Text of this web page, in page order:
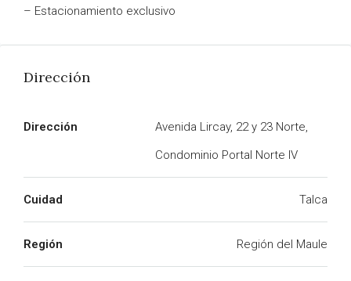
– Estacionamiento exclusivo
Dirección
Dirección
Avenida Lircay, 22 y 23 Norte,
Condominio Portal Norte IV
Cuidad Talca
Región Región del Maule